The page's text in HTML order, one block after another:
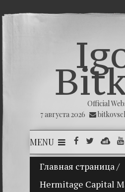
Official
7 августа 2026
MENU
Главная страница/
Hermitage Capital
(Español) Mi